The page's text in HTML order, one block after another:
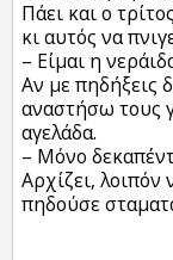
Πάει και ο
κι αυτός να
– Είμαι η
Αν με πηδήξεις
αναστήσω τους
αγελάδα.
– Μόνο
Αρχίζει, λοιπόν
πηδούσε